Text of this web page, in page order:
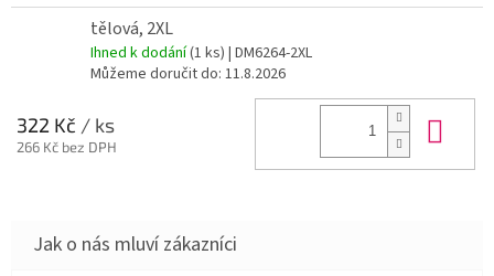
tělová, 2XL
Ihned k dodání(1 ks) | DM6264-2XL
Můžeme doručit do: 11.8.2026
322 Kč / ks
266 Kč bez DPH